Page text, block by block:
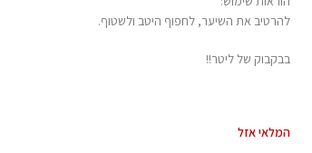
להרטיב את השיער, לחפוף היטב ולשטוף.
בבקבוק של ליטר!!
המלאי אזל